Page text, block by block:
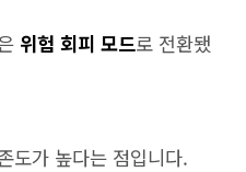
위험 회피 모드로 전환됐
도가 높다는 점입니다.